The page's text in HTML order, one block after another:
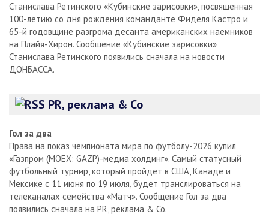
Станислава Ретинского «Кубинские зарисовки», посвященная
100-летию со дня рождения команданте Фиделя Кастро и
65-й годовщине разгрома десанта американских наемников
на Плайя-Хирон. Сообщение «Кубинские зарисовки»
Станислава Ретинского появились сначала на новости
ДОНБАССА.
PR, реклама & Co
Гол за два
Права на показ чемпионата мира по футболу-2026 купил
«Газпром (MOEX: GAZP)-медиа холдинг». Самый статусный
футбольный турнир, который пройдет в США, Канаде и
Мексике с 11 июня по 19 июля, будет транслироваться на
телеканалах семейства «Матч». Сообщение Гол за два
появились сначала на PR, реклама & Co.